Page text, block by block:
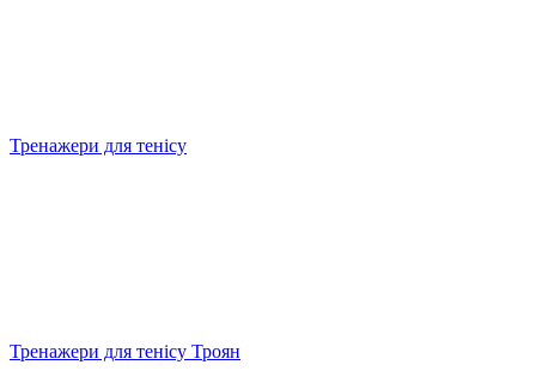
Тренажери для тенісу
Тренажери для тенісу Троян